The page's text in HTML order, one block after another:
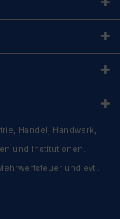
Handel, Handwerk,
und Institutionen.
und evtl.